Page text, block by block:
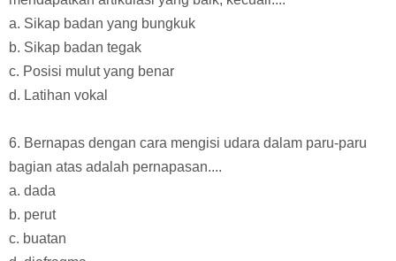
a. Sikap badan yang bungkuk
b. Sikap badan tegak
c. Posisi mulut yang benar
d. Latihan vokal
6. Bernapas dengan cara mengisi udara dalam paru-paru
bagian atas adalah pernapasan....
a. dada
b. perut
c. buatan